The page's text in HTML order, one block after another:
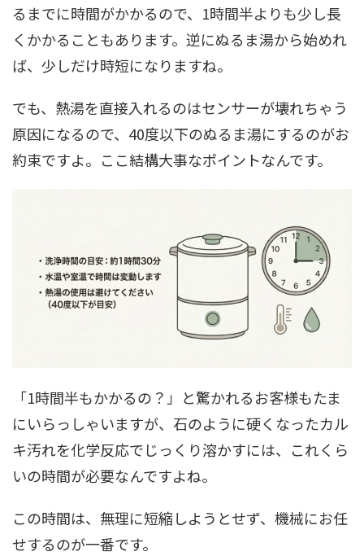
るまでに時間がかかるので、1時間半よりも少し長
くかかることもあります。逆にぬるま湯から始めれ
ば、少しだけ時短になりますね。
でも、熱湯を直接入れるのはセンサーが壊れちゃう
原因になるので、40度以下のぬるま湯にするのがお
約束ですよ。ここ結構大事なポイントなんです。
「1時間半もかかるの？」と驚かれるお客様もたま
にいらっしゃいますが、石のように硬くなったカル
キ汚れを化学反応でじっくり溶かすには、これくら
いの時間が必要なんですよね。
この時間は、無理に短縮しようとせず、機械にお任
せするのが一番です。